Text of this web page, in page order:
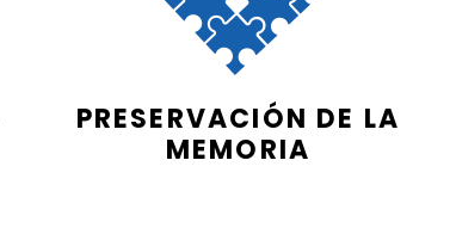
PRESERVACIÓN DE LA
MEMORIA